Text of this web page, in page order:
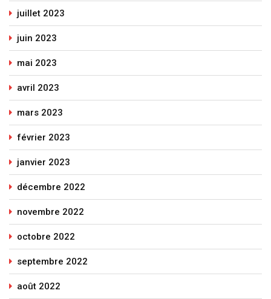
juillet 2023
juin 2023
mai 2023
avril 2023
mars 2023
février 2023
janvier 2023
décembre 2022
novembre 2022
octobre 2022
septembre 2022
août 2022